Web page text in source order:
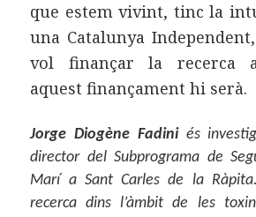
que estem vivint, tinc la
una Catalunya
vol finançar la recerca
aquest finançament hi serà.
Jorge Diogène Fadiniés
director del Subprograma de
Marí a Sant Carles de la
recerca dins l’àmbit de les